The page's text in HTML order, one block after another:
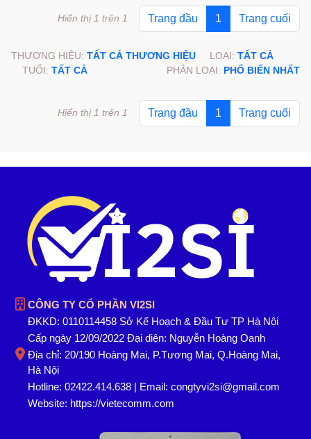
Trang đầu 1 Trang cuối
Hiển thị 1 trên 1
THƯƠNG HIỆU: TẤT CẢ THƯƠNG HIỆU LOẠI: TẤT CẢ
TUỔI: TẤT CẢ PHÂN LOẠI: PHỔ BIẾN NHẤT
Trang đầu 1 Trang cuối
Hiển thị 1 trên 1
CÔNG TY CỔ PHẦN VI2SI
ĐKKD: 0110114458 Sở Kế Hoạch & Đầu Tư TP Hà Nội
Cấp ngày 12/09/2022 Đại diện: Nguyễn Hoàng Oanh
Địa chỉ: 20/190 Hoàng Mai, P.Tương Mai, Q.Hoàng Mai,
Hà Nội
Hotline: 02422.414.638 | Email: congtyvi2si@gmail.com
Website: https://vietecomm.com